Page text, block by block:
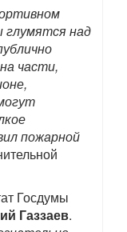
глумятся над
части,
пожарной
Госдумы
Газзаев.